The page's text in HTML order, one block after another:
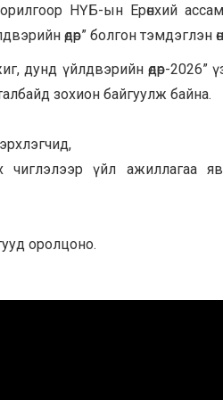
НҮБ-ын Ерөнхий
өдөр” болгон тэмдэглэн
дунд үйлдвэрийн өдөр-2026”
зохион байгуулж байна.
үйл ажиллагаа
оролцоно.